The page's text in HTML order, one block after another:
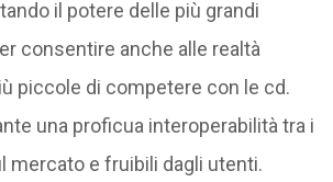
il potere delle più grandi
consentire anche alle realtà
piccole di competere con le cd.
una proficua interoperabilità tra i
mercato e fruibili dagli utenti.